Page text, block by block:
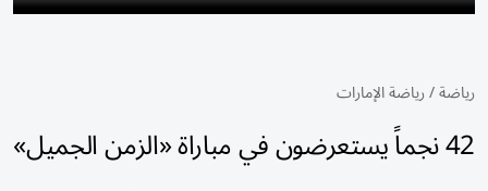
رياضة/رياضة الإمارات
42 نجماً يستعرضون في مباراة «الزمن الجميل»